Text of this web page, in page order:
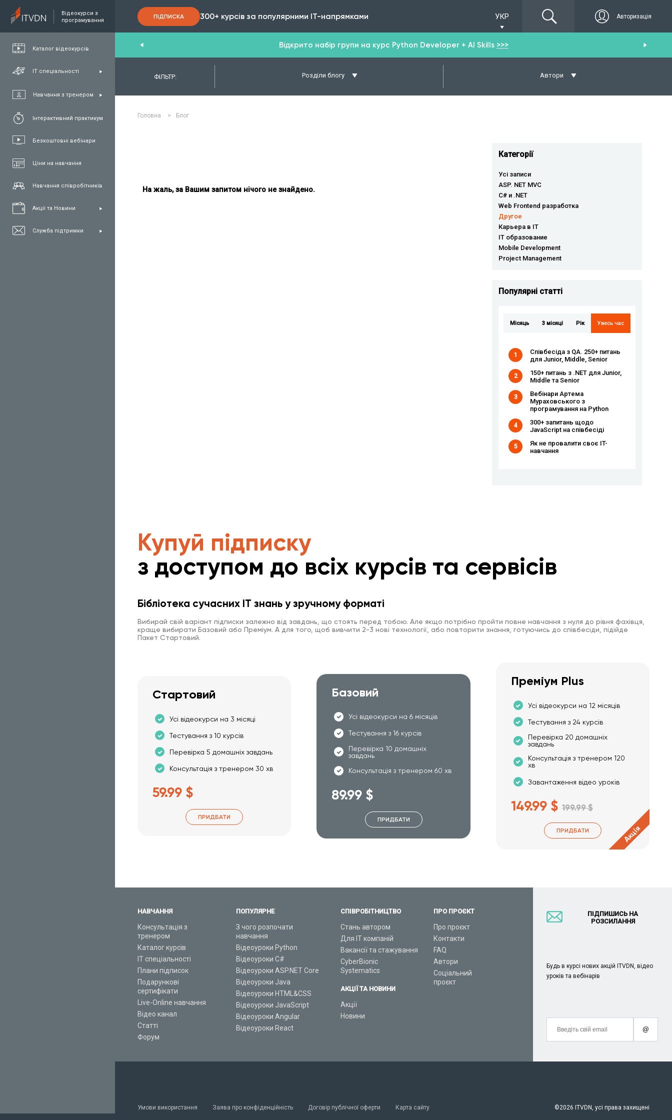
Відеокурси з
програмування
Каталог відеокурсів
ІТ спеціальності
Навчання з тренером
Інтерактивний практикум
Безкоштовні вебінари
Ціни на навчання
Навчання співробітників
Акції та Новини
Служба підтримки
ПІДПИСКА 300+ курсів за популярними IT-напрямками УКР Авторизація
FullStack C#/.NET Java Відкрито набір групи на курс Python Developer + AI Skills >>>
ФІЛЬТР: Розділи блогу Автори
Головна > Блог
На жаль, за Вашим запитом нічого не знайдено.
Категорії
Усі записи
ASP. NET MVC
C# и .NET
Web Frontend разработка
Другое
Карьера в IT
IT образование
Mobile Development
Project Management
Популярні статті
Місяць 3 місяці Рік Увесь час
1
Співбесіда з QA. 250+ питань
для Junior, Middle, Senior
2
150+ питань з .NET для Junior,
Middle та Senior
3
Вебінари Артема
Мураховського з
програмування на Python
4
300+ запитань щодо
JavaScript на співбесіді
5
Як не провалити своє IT-
навчання
Купуй підписку
з доступом до всіх курсів та сервісів
Бібліотека сучасних IT знань у зручному форматі
Вибирай свій варіант підписки залежно від завдань, що стоять перед тобою. Але якщо потрібно пройти повне навчання з нуля до рівня фахівця,
краще вибирати Базовий або Преміум. А для того, щоб вивчити 2-3 нові технології, або повторити знання, готуючись до співбесіди, підійде
Пакет Стартовий.
Стартовий
Усі відеокурси на 3 місяці
Тестування з 10 курсів
Перевірка 5 домашніх завдань
Консультація з тренером 30 хв
59.99 $
ПРИДБАТИ
Базовий
Усі відеокурси на 6 місяців
Тестування з 16 курсів
Перевірка 10 домашніх
завдань
Консультація з тренером 60 хв
89.99 $
ПРИДБАТИ
Преміум Plus
Усі відеокурси на 12 місяців
Тестування з 24 курсів
Перевірка 20 домашніх
завдань
Консультація з тренером 120
хв
Завантаження відео уроків
149.99 $ 199.99 $
ПРИДБАТИ Акція
НАВЧАННЯ
Консультація з
тренером
Каталог курсів
ІТ спеціальності
Плани підписок
Подарункові
сертифікати
Live-Online навчання
Відео канал
Статті
Форум
ПОПУЛЯРНЕ
З чого розпочати
навчання
Відеоуроки Python
Відеоуроки C#
Відеоуроки ASP.NET Core
Відеоуроки Java
Відеоуроки HTML&CSS
Відеоуроки JavaScript
Відеоуроки Angular
Відеоуроки React
СПІВРОБІТНИЦТВО
Стань автором
Для ІТ компаній
Вакансії та стажування
CyberBionic
Systematics
АКЦІЇ ТА НОВИНИ
Акції
Новини
ПРО ПРОЄКТ
Про проєкт
Контакти
FAQ
Автори
Соціальний
проєкт
ПІДПИШИСЬ НА
РОЗСИЛАННЯ
Будь в курсі нових акцій ITVDN, відео
уроків та вебінарів
@
Умови використання Заява про конфіденційність Договір публічної оферти Карта сайту ©2026 ITVDN, усі права захищені